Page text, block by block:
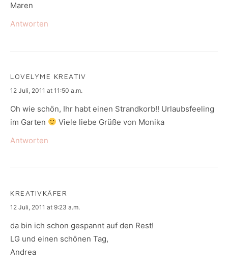
Maren
Antworten
LOVELYME KREATIV
says:
12 Juli, 2011 at 11:50 a.m.
Oh wie schön, Ihr habt einen Strandkorb!! Urlaubsfeeling
im Garten
Viele liebe Grüße von Monika
Antworten
KREATIVKÄFER
says:
12 Juli, 2011 at 9:23 a.m.
da bin ich schon gespannt auf den Rest!
LG und einen schönen Tag,
Andrea